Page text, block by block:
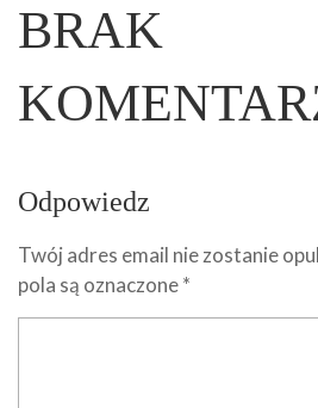
BRAK
Odpowiedz
Twój adres email nie zostanie
pola są oznaczone*